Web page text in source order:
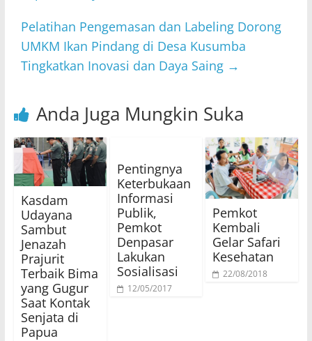
​Pelatihan Pengemasan dan Labeling Dorong
UMKM Ikan Pindang di Desa Kusumba
Tingkatkan Inovasi dan Daya Saing →
Anda Juga Mungkin Suka
Kasdam
Udayana
Sambut
Jenazah
Prajurit
Terbaik Bima
yang Gugur
Saat Kontak
Senjata di
Papua
Pentingnya
Keterbukaan
Informasi
Publik,
Pemkot
Denpasar
Lakukan
Sosialisasi
12/05/2017
Pemkot
Kembali
Gelar Safari
Kesehatan
22/08/2018